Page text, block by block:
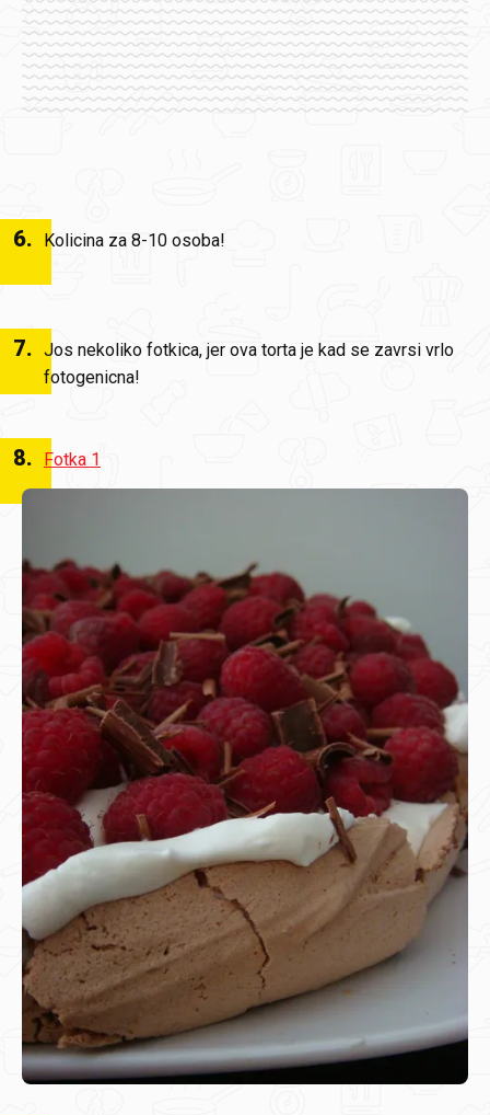
6. Kolicina za 8-10 osoba!
7. Jos nekoliko fotkica, jer ova torta je kad se zavrsi vrlo
fotogenicna!
8. Fotka 1